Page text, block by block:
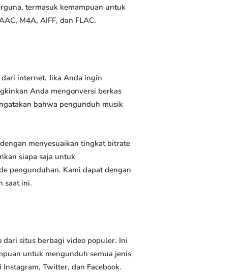
termasuk kemampuan untuk
M4A, AIFF, dan FLAC.
internet. Jika Anda ingin
Anda mengonversi berkas
bahwa pengunduh musik
menyesuaikan tingkat bitrate
siapa saja untuk
pengunduhan. Kami dapat dengan
saat ini.
situs berbagi video populer. Ini
untuk mengunduh semua jenis
Twitter, dan Facebook.